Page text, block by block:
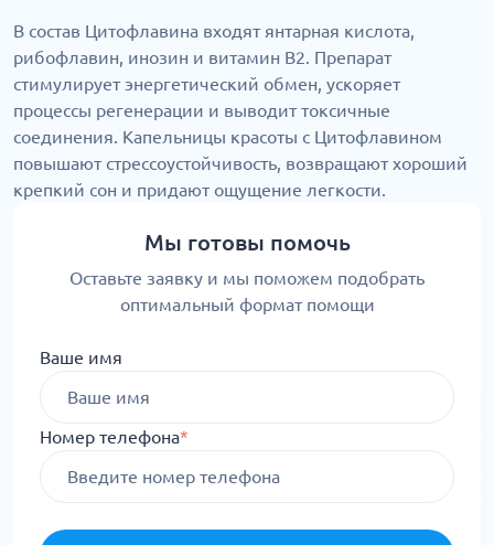
В состав Цитофлавина входят янтарная кислота,
рибофлавин, инозин и витамин В2. Препарат
стимулирует энергетический обмен, ускоряет
процессы регенерации и выводит токсичные
соединения. Капельницы красоты с Цитофлавином
повышают стрессоустойчивость, возвращают хороший
крепкий сон и придают ощущение легкости.
Мы готовы помочь
Оставьте заявку и мы поможем подобрать
оптимальный формат помощи
Ваше имя
Номер телефона*